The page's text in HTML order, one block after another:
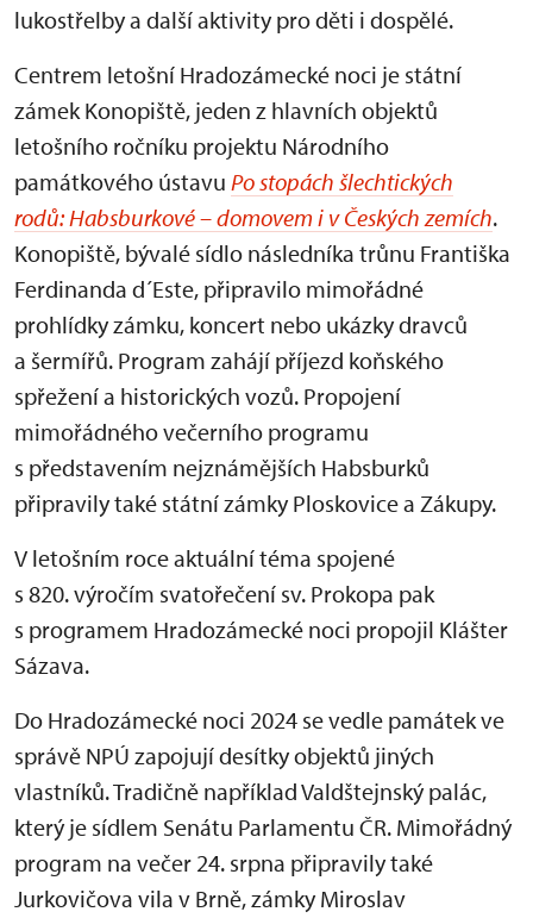
lukostřelby a další aktivity pro děti i dospělé.
Centrem letošní Hradozámecké noci je státní
zámek Konopiště, jeden z hlavních objektů
letošního ročníku projektu Národního
památkového ústavu Po stopách šlechtických
rodů: Habsburkové – domovem i v Českých zemích.
Konopiště, bývalé sídlo následníka trůnu Františka
Ferdinanda d´Este, připravilo mimořádné
prohlídky zámku, koncert nebo ukázky dravců
a šermířů. Program zahájí příjezd koňského
spřežení a historických vozů. Propojení
mimořádného večerního programu
s představením nejznámějších Habsburků
připravily také státní zámky Ploskovice a Zákupy.
V letošním roce aktuální téma spojené
s 820. výročím svatořečení sv. Prokopa pak
s programem Hradozámecké noci propojil Klášter
Sázava.
Do Hradozámecké noci 2024 se vedle památek ve
správě NPÚ zapojují desítky objektů jiných
vlastníků. Tradičně například Valdštejnský palác,
který je sídlem Senátu Parlamentu ČR. Mimořádný
program na večer 24. srpna připravily také
Jurkovičova vila v Brně, zámky Miroslav